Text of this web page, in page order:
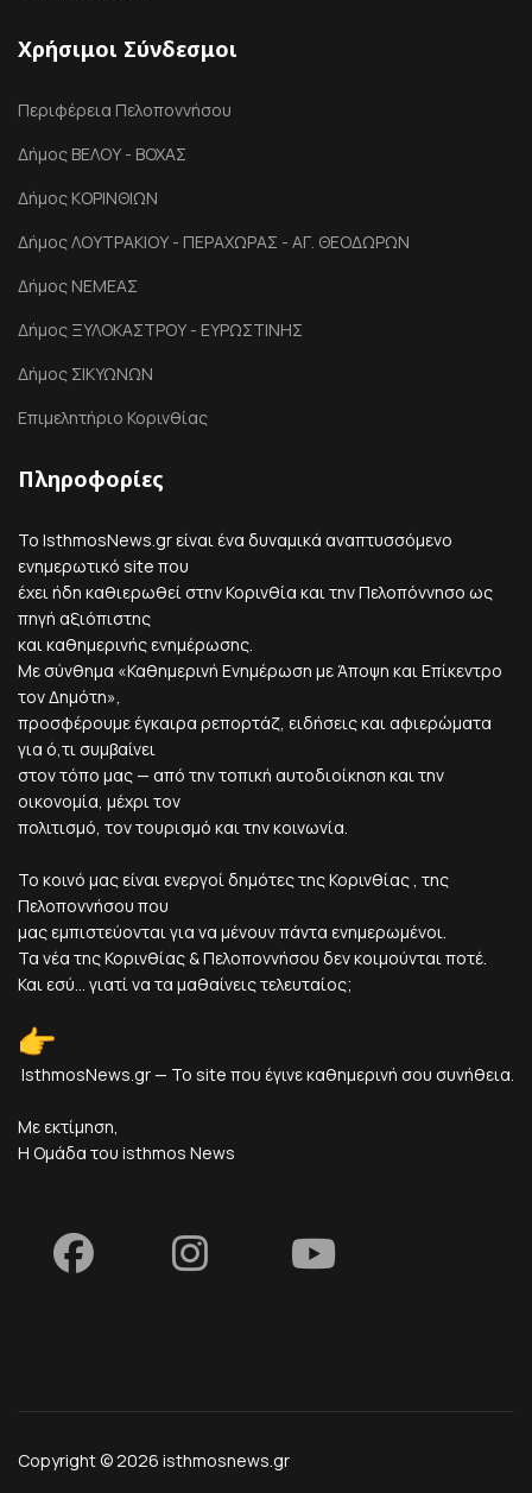
Χρήσιμοι Σύνδεσμοι
Περιφέρεια Πελοποννήσου
Δήμος ΒΕΛΟΥ - ΒΟΧΑΣ
Δήμος ΚΟΡΙΝΘΙΩΝ
Δήμος ΛΟΥΤΡΑΚΙΟΥ - ΠΕΡΑΧΩΡΑΣ - ΑΓ. ΘΕΟΔΩΡΩΝ
Δήμος ΝΕΜΕΑΣ
Δήμος ΞΥΛΟΚΑΣΤΡΟΥ - ΕΥΡΩΣΤΙΝΗΣ
Δήμος ΣΙΚΥΩΝΩΝ
Επιμελητήριο Κορινθίας
Πληροφορίες
Το IsthmosNews.gr είναι ένα δυναμικά αναπτυσσόμενο
ενημερωτικό site που
έχει ήδη καθιερωθεί στην Κορινθία και την Πελοπόννησο ως
πηγή αξιόπιστης
και καθημερινής ενημέρωσης.
Με σύνθημα «Καθημερινή Ενημέρωση με Άποψη και Επίκεντρο
τον Δημότη»,
προσφέρουμε έγκαιρα ρεπορτάζ, ειδήσεις και αφιερώματα
για ό,τι συμβαίνει
στον τόπο μας — από την τοπική αυτοδιοίκηση και την
οικονομία, μέχρι τον
πολιτισμό, τον τουρισμό και την κοινωνία.
Το κοινό μας είναι ενεργοί δημότες της Κορινθίας , της
Πελοποννήσου που
μας εμπιστεύονται για να μένουν πάντα ενημερωμένοι.
Τα νέα της Κορινθίας & Πελοποννήσου δεν κοιμούνται ποτέ.
Και εσύ... γιατί να τα μαθαίνεις τελευταίος;
IsthmosNews.gr — Το site που έγινε καθημερινή σου συνήθεια.
Με εκτίμηση,
Η Ομάδα του isthmos News
Copyright © 2026 isthmosnews.gr